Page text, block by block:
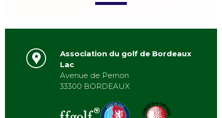
Association du golf de Bordeaux
Lac
Avenue de Pernon
33300 BORDEAUX